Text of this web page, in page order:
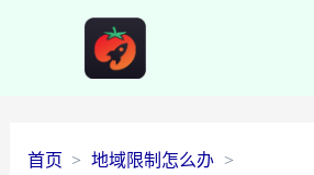
首页
地域限制怎么办